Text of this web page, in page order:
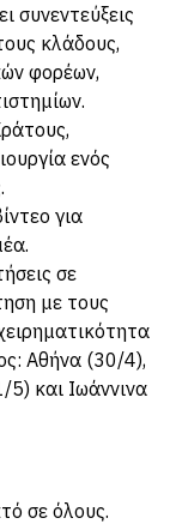
συνεντεύξεις
κλάδους,
φορέων,
ενός
για
σε
με τους
Αθήνα (30/4),
και Ιωάννινα
σε όλους.